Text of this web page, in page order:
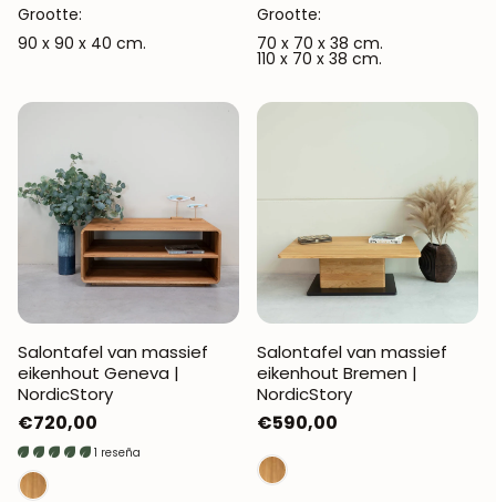
Grootte:
90 x 90 x 40 cm.
Grootte:
70 x 70 x 38 cm.
110 x 70 x 38 cm.
Salontafel van massief
eikenhout Geneva |
NordicStory
Normale
prijs
€720,00
1 reseña
Salontafel van massief
eikenhout Bremen |
NordicStory
Normale
prijs
€590,00